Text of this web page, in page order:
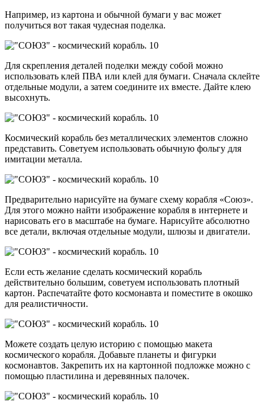
Например, из картона и обычной бумаги у вас может
получиться вот такая чудесная поделка.
Для скрепления деталей поделки между собой можно
использовать клей ПВА или клей для бумаги. Сначала склейте
отдельные модули, а затем соедините их вместе. Дайте клею
высохнуть.
Космический корабль без металлических элементов сложно
представить. Советуем использовать обычную фольгу для
имитации металла.
Предварительно нарисуйте на бумаге схему корабля «Союз».
Для этого можно найти изображение корабля в интернете и
нарисовать его в масштабе на бумаге. Нарисуйте абсолютно
все детали, включая отдельные модули, шлюзы и двигатели.
Если есть желание сделать космический корабль
действительно большим, советуем использовать плотный
картон. Распечатайте фото космонавта и поместите в окошко
для реалистичности.
Можете создать целую историю с помощью макета
космического корабля. Добавьте планеты и фигурки
космонавтов. Закрепить их на картонной подложке можно с
помощью пластилина и деревянных палочек.